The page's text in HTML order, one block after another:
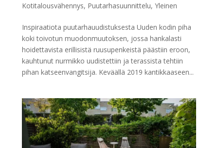
Kotitalousvähennys, Puutarhasuunnittelu, Yleinen
Inspiraatiota puutarhauudistuksesta Uuden kodin piha
koki toivotun muodonmuutoksen, jossa hankalasti
hoidettavista erillisistä ruusupenkeistä päästiin eroon,
kauhtunut nurmikko uudistettiin ja terassista tehtiin
pihan katseenvangitsija. Keväällä 2019 kantikkaaseen...